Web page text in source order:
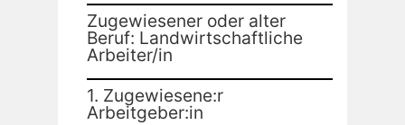
Zugewiesener oder alter
Beruf: Landwirtschaftliche
Arbeiter/in
1. Zugewiesene:r
Arbeitgeber:in